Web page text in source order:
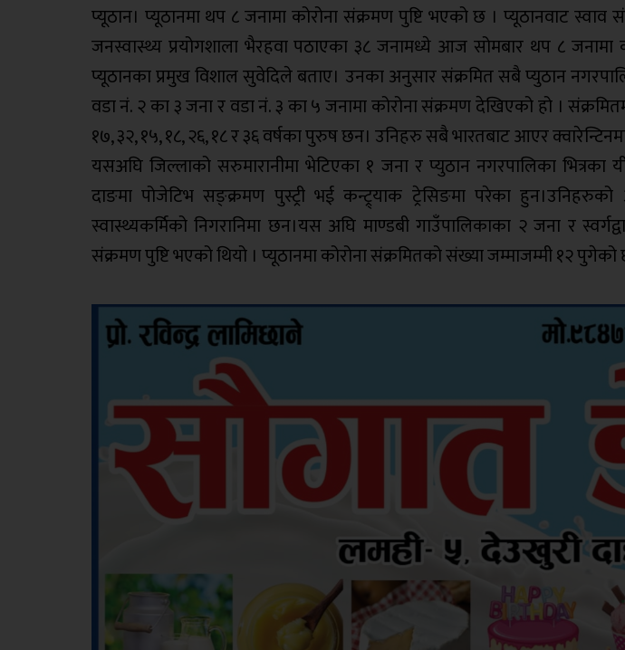
प्यूठान। प्यूठानमा थप ८ जनामा कोरोना संक्रमण पुष्टि भएको छ । प्यूठानवाट स्वाव
जनस्वास्थ्य प्रयोगशाला भैरहवा पठाएका ३८ जनामध्ये आज सोमबार थप ८ जनामा
प्यूठानका प्रमुख विशाल सुवेदिले बताए। उनका अनुसार संक्रमित सबै प्युठान
वडा नं. २ का ३ जना र वडा नं. ३ का ५ जनामा कोरोना संक्रमण देखिएको हो ।
१७, ३२, १५, १८, २६, १८ र ३६ वर्षका पुरुष छन। उनिहरु सबै भारतबाट आएर
यसअघि जिल्लाको सरुमारानीमा भेटिएका १ जना र प्युठान नगरपालिका भित्रका
दाङमा पोजेटिभ सङ्क्रमण पुस्ट्री भई कन्ट्र्याक ट्रेसिङमा परेका
स्वास्थ्यकर्मिको निगरानिमा छन।यस अघि माण्डबी गाउँपालिकाका २ जना र
संक्रमण पुष्टि भएको थियो । प्यूठानमा कोरोना संक्रमितको संख्या जम्माजम्मी १२ पुगेको